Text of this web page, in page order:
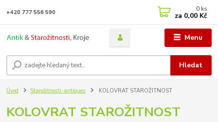
Menu
Hledat
+420 777 556 590 0 ks
za 0,00 Kč
Úvod Starožitnosti-antiques KOLOVRAT STAROŽITNOST
KOLOVRAT STAROŽITNOST